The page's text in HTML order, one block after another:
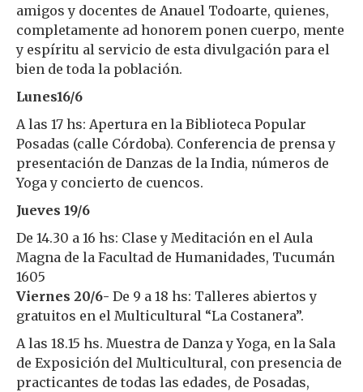
amigos y docentes de Anauel Todoarte, quienes,
completamente ad honorem ponen cuerpo, mente
y espíritu al servicio de esta divulgación para el
bien de toda la población.
Lunes16/6
A las 17 hs: Apertura en la Biblioteca Popular
Posadas (calle Córdoba). Conferencia de prensa y
presentación de Danzas de la India, números de
Yoga y concierto de cuencos.
Jueves 19/6
De 14.30 a 16 hs: Clase y Meditación en el Aula
Magna de la Facultad de Humanidades, Tucumán
1605
Viernes 20/6- De 9 a 18 hs: Talleres abiertos y
gratuitos en el Multicultural “La Costanera”.
A las 18.15 hs. Muestra de Danza y Yoga, en la Sala
de Exposición del Multicultural, con presencia de
practicantes de todas las edades, de Posadas,